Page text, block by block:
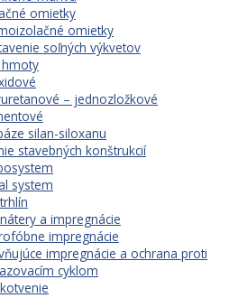
omietky
omietky
soľných výkvetov
– jednozložkové
silan-siloxanu
stavebných konštrukcií
system
a impregnácie
impregnácie
impregnácie a ochrana proti
cyklom